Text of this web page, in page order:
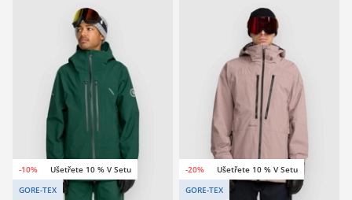
-10%
Ušetřete 10 % V Setu
GORE-TEX
-20%
Ušetřete 10 % V Setu
GORE-TEX